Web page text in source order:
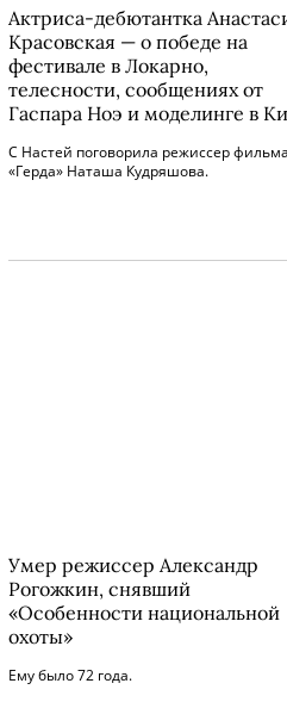
Актриса-дебютантка
Красовская — о победе на
фестивале в Локарно,
телесности, сообщениях от
Гаспара Ноэ и моделинге в
С Настей поговорила режиссер
«Герда» Наташа Кудряшова.
Умер режиссер Александр
Рогожкин, снявший
«Особенности национальной
охоты»
Ему было 72 года.